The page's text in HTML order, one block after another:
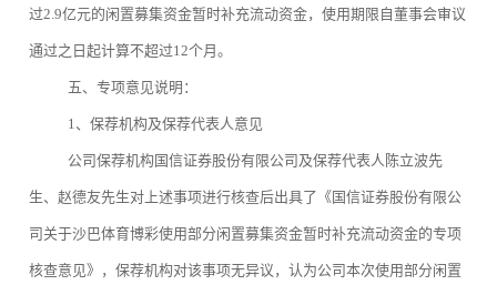
过2.9亿元的闲置募集资金暂时补充流动资金，使用期限自董事会审议
通过之日起计算不超过12个月。
五、专项意见说明：
1、保荐机构及保荐代表人意见
公司保荐机构国信证券股份有限公司及保荐代表人陈立波先
生、赵德友先生对上述事项进行核查后出具了《国信证券股份有限公
司关于沙巴体育博彩使用部分闲置募集资金暂时补充流动资金的专项
核查意见》，保荐机构对该事项无异议，认为公司本次使用部分闲置